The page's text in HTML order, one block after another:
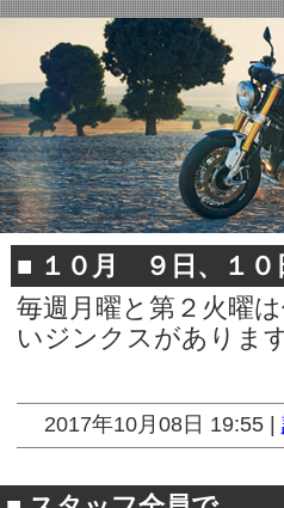
■ １０月 ９日、１０
毎週月曜と第２火曜
いジンクスがあり
2017年10月08日 19:55 |